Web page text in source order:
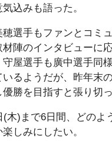
込みも語った。
穂選手もファンとコミ
陣のインタビューに
守屋選手も廣中選手同
るようだが、昨年末
勝を目指すと張り切っ
(木)まで6日間、どのよ
しみにしたい。